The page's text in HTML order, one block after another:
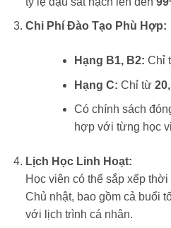
Chi Phí Đào Tạo Phù Hợp:
Hạng B1, B2: Chỉ
Hạng C: Chỉ từ
Có chính sách
hợp với từng học
Lịch Học Linh Hoạt:
Học viên có thể sắp xếp
Chủ nhật, bao gồm cả buổi
với lịch trình cá nhân.